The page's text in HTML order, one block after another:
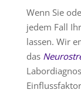
Wenn Sie
jedem Fall
lassen. Wir
das